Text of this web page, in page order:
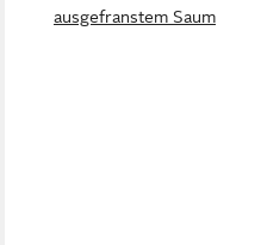
ausgefranstem Saum